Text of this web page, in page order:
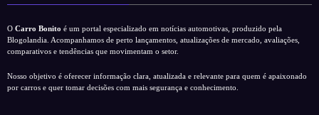
O Carro Bonito é um portal especializado em notícias automotivas, produzido pela
Blogolandia. Acompanhamos de perto lançamentos, atualizações de mercado, avaliações,
comparativos e tendências que movimentam o setor.
Nosso objetivo é oferecer informação clara, atualizada e relevante para quem é apaixonado
por carros e quer tomar decisões com mais segurança e conhecimento.